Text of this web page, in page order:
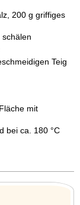
200 g griffiges
schälen
Teig
mit
bei ca. 180 °C